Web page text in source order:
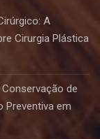
A
Cirurgia Plástica
de
Preventiva em